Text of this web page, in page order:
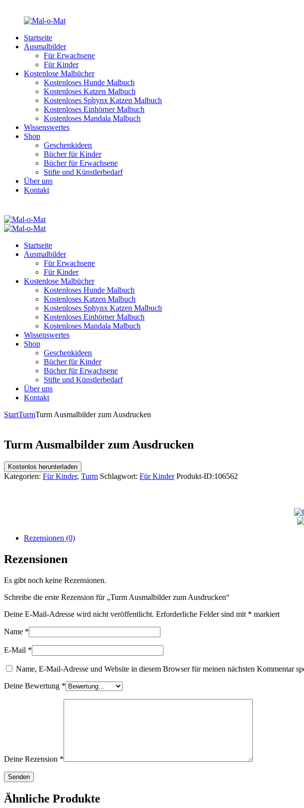
Startseite
Ausmalbilder
Für Erwachsene
Für Kinder
Kostenlose Malbücher
Kostenloses Hunde Malbuch
Kostenloses Katzen Malbuch
Kostenloses Sphynx Katzen Malbuch
Kostenloses Einhörner Malbuch
Kostenloses Mandala Malbuch
Wissenswertes
Shop
Geschenkideen
Bücher für Kinder
Bücher für Erwachsene
Stifte und Künstlerbedarf
Über uns
Kontakt
Startseite
Ausmalbilder
Für Erwachsene
Für Kinder
Kostenlose Malbücher
Kostenloses Hunde Malbuch
Kostenloses Katzen Malbuch
Kostenloses Sphynx Katzen Malbuch
Kostenloses Einhörner Malbuch
Kostenloses Mandala Malbuch
Wissenswertes
Shop
Geschenkideen
Bücher für Kinder
Bücher für Erwachsene
Stifte und Künstlerbedarf
Über uns
Kontakt
StartTurmTurm Ausmalbilder zum Ausdrucken
Turm Ausmalbilder zum Ausdrucken
Kostenlos herunterladen
Kategorien: Für Kinder, Turm Schlagwort: Für Kinder Produkt-ID:106562
Rezensionen (0)
Rezensionen
Es gibt noch keine Rezensionen.
Schreibe die erste Rezension für „Turm Ausmalbilder zum Ausdrucken“
Deine E-Mail-Adresse wird nicht veröffentlicht. Erforderliche Felder sind mit * markiert
Name *
E-Mail *
Name, E-Mail-Adresse und Website in diesem Browser für meinen nächsten Kommentar
Deine Bewertung *
Deine Rezension *
Ähnliche Produkte